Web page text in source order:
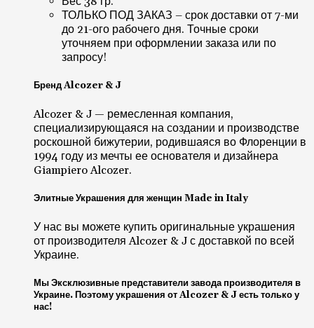
ТОЛЬКО ПОД ЗАКАЗ – срок доставки от 7-ми
до 21-ого рабочего дня. Точные сроки
уточняем при оформлении заказа или по
запросу!
Бренд Alcozer & J
Alcozer & J — ремесленная компания,
специализирующаяся на создании и производстве
роскошной бижутерии, родившаяся во Флоренции в
1994 году из мечты ее основателя и дизайнера
Giampiero Alcozer.
Элитные Украшения для женщин Made in Italy
У нас вы можете купить оригинальные украшения
от производителя Alcozer & J с доставкой по всей
Украине.
Мы Эксклюзивные представители завода производителя в
Украине. Поэтому украшения от Alcozer & J есть только у
нас!